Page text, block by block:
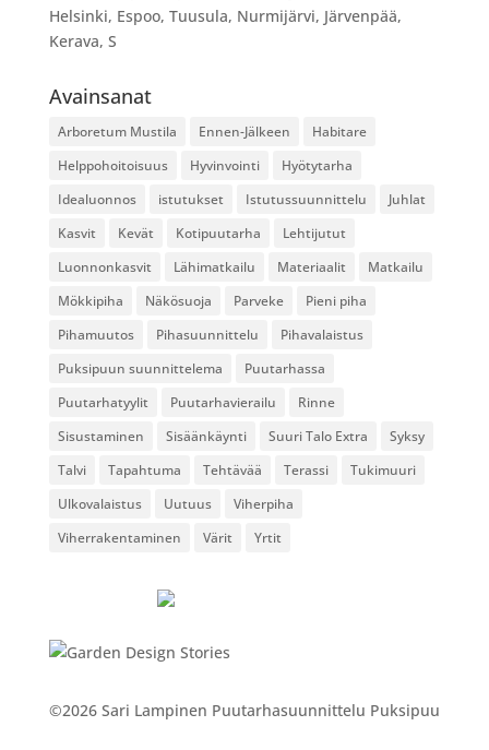
Avainsanat
Arboretum Mustila Ennen-Jälkeen
Habitare
Helppohoitoisuus
Hyvinvointi
Hyötytarha
Idealuonnos
istutukset Istutussuunnittelu
Juhlat
Kasvit
Kevät Kotipuutarha
Lehtijutut
Luonnonkasvit
Lähimatkailu Materiaalit
Matkailu
Mökkipiha
Näkösuoja Parveke
Pieni piha
Pihamuutos
Pihasuunnittelu
Pihavalaistus
Puksipuun suunnittelema
Puutarhassa
Puutarhatyylit
Puutarhavierailu
Rinne
Sisustaminen
Sisäänkäynti Suuri Talo Extra
Syksy
Talvi
Tapahtuma Tehtävää Terassi
Tukimuuri
Ulkovalaistus
Uutuus
Viherpiha
Viherrakentaminen
Värit Yrtit
©2026 Sari Lampinen Puutarhasuunnittelu Puksipuu